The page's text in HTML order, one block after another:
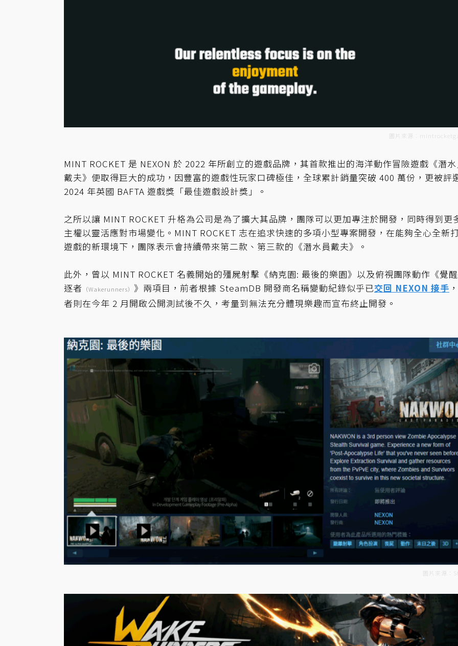
圖片來源：
MINT ROCKET 是 NEXON 於 2022 年所創立的遊戲品牌，其首款推出的海洋動作冒險遊戲《潛
戴夫》便取得巨大的成功，因豐富的遊戲性玩家口碑極佳，全球累計銷量突破 400 萬份，更被評
2024 年英國 BAFTA 遊戲獎「最佳遊戲設計獎」。
之所以讓 MINT ROCKET 升格為公司是為了擴大其品牌，團隊可以更加專注於開發，同時得到更
主權以靈活應對市場變化。MINT ROCKET 志在追求快速的多項小型專案開發，在能夠全心全新
遊戲的新環境下，團隊表示會持續帶來第二款、第三款的《潛水員戴夫》。
此外，曾以 MINT ROCKET 名義開始的殭屍射擊《納克園: 最後的樂園》以及俯視團隊動作《覺
逐者
（Wakerunners） 》兩項目，前者根據 SteamDB 開發商名稱變動紀錄似乎已交回 NEXON 接手
者則在今年 2 月開啟公開測試後不久，考量到無法充分體現樂趣而宣布終止開發。
圖片來源：